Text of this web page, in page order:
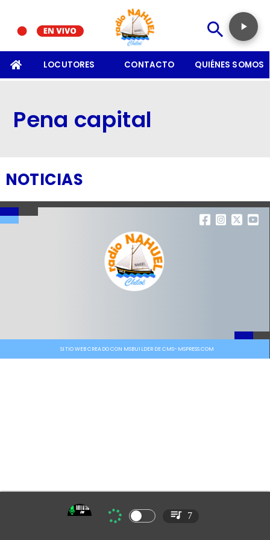
LOCUTORES CONTACTO QUIÉNES SOMOS
Pena capital
NOTICIAS
SITIO WEB CREADO CON MSBUILDER DE CMS-MSPRESS.COM
7